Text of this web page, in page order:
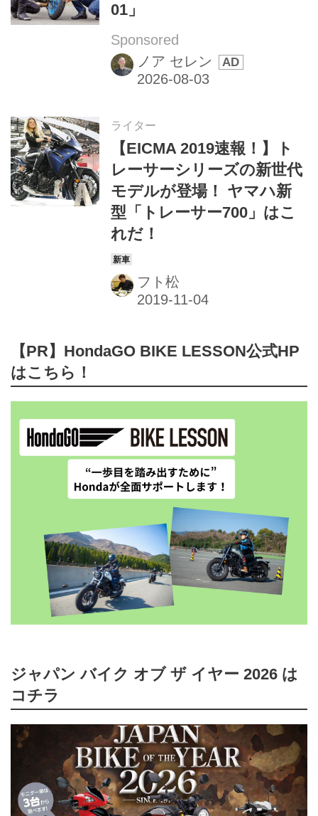
01」
Sponsored
ノア セレン
ライター
【EICMA 2019速報！】ト
レーサーシリーズの新世代
モデルが登場！ ヤマハ新
型「トレーサー700」はこ
れだ！
フト松
【PR】HondaGO BIKE LESSON公式HP
はこちら！
ジャパン バイク オブ ザ イヤー 2026 は
コチラ